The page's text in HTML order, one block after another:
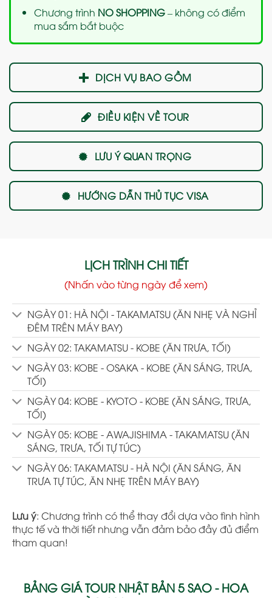
Chương trình NO SHOPPING– không có điểm
mua sắm bắt buộc
LỊCH TRÌNH CHI TIẾT
(Nhấn vào từng ngày để xem)
NGÀY 01: HÀ NỘI - TAKAMATSU (ĂN NHẸ VÀ NGHỈ
ĐÊM TRÊN MÁY BAY)
NGÀY 02: TAKAMATSU - KOBE (ĂN TRƯA, TỐI)
NGÀY 03: KOBE - OSAKA - KOBE (ĂN SÁNG, TRƯA,
TỐI)
NGÀY 04: KOBE - KYOTO - KOBE (ĂN SÁNG, TRƯA,
TỐI)
NGÀY 05: KOBE - AWAJISHIMA - TAKAMATSU (ĂN
SÁNG, TRƯA, TỐI TỰ TÚC)
NGÀY 06: TAKAMATSU - HÀ NỘI (ĂN SÁNG, ĂN
TRƯA TỰ TÚC, ĂN NHẸ TRÊN MÁY BAY)
Lưu ý: Chương trình có thể thay đổi dựa vào tình hình
thực tế và thời tiết nhưng vẫn đảm bảo đầy đủ điểm
tham quan!
BẢNG GIÁ TOUR NHẬT BẢN 5 SAO - HOA
DỊCH VỤ BAO GỒM
ĐIỀU KIỆN VỀ TOUR
LƯU Ý QUAN TRỌNG
HƯỚNG DẪN THỦ TỤC VISA